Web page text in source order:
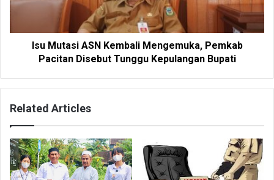
Isu Mutasi ASN Kembali Mengemuka, Pemkab
Pacitan Disebut Tunggu Kepulangan Bupati
Related Articles